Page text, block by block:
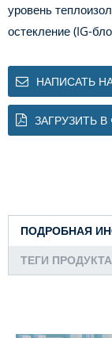
уровень
остекление (IG-
НАПИСАТЬ
ЗАГРУЗИТЬ В
ПОДРОБНАЯ
ТЕГИ ПРОДУКТА